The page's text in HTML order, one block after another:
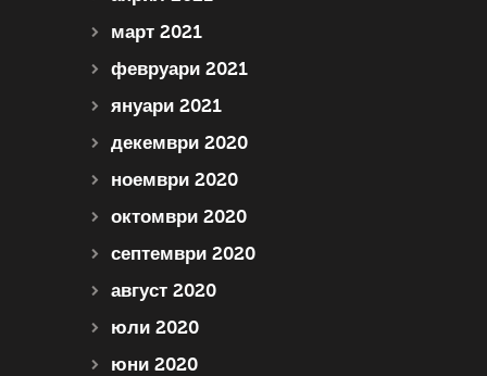
март 2021
февруари 2021
януари 2021
декември 2020
ноември 2020
октомври 2020
септември 2020
август 2020
юли 2020
юни 2020